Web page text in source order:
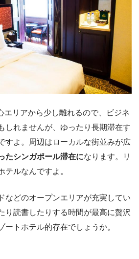
エリアから少し離れるので、ビジネ
しれませんが、ゆったり長期滞在す
すよ。周辺はローカルな街並みが広
たシンガポール滞在になります。リ
テルなんですよ。
などのオープンエリアが充実してい
り読書したりする時間が最高に贅沢
ートホテル的存在でしょうか。